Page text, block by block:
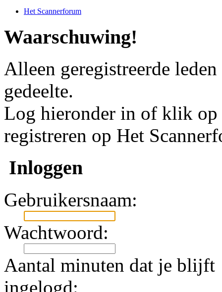
Het Scannerforum
Waarschuwing!
Alleen geregistreerde
gedeelte.
Log hieronder in of klik op
registreren op Het
Inloggen
Gebruikersnaam:
Wachtwoord:
Aantal minuten dat je blijft
ingelogd: